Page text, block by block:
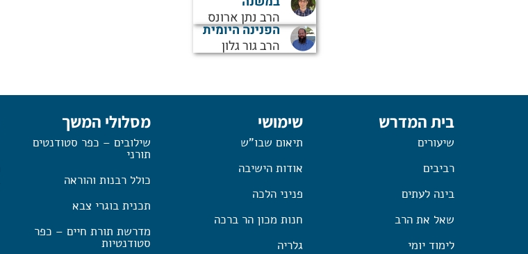
הרב נתן ארונס
הפנינה היומית
הרב גור גלון
בית המדרש
שיעורים
רביבים
בינה לעתים
שאל את הרב
לימוד יומי
שימושי
תיאום שבו"ש
אודות הישיבה
פניני הלכה
חנות מכון הר ברכה
גלריה
מסלולי המשך
שילובים – כפר סטודנטים
תורני
כולל רבנות והוראה
תכנית בוגרי צבא
מדרשת תורת חיים – כפר
סטודנטיות